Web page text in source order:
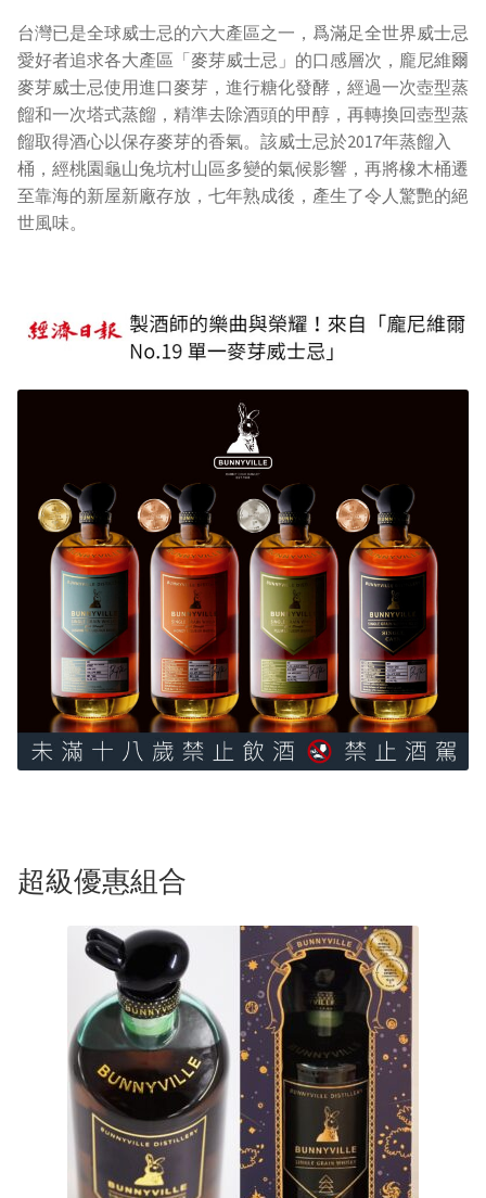
台灣已是全球威士忌的六大產區之一，爲滿足全世界威士忌
愛好者追求各大產區「麥芽威士忌」的口感層次，龐尼維爾
麥芽威士忌使用進口麥芽，進行糖化發酵，經過一次壺型蒸
餾和一次塔式蒸餾，精準去除酒頭的甲醇，再轉換回壺型蒸
餾取得酒心以保存麥芽的香氣。該威士忌於2017年蒸餾入
桶，經桃園龜山兔坑村山區多變的氣候影響，再將橡木桶遷
至靠海的新屋新廠存放，七年熟成後，產生了令人驚艷的絕
世風味。
超級優惠組合